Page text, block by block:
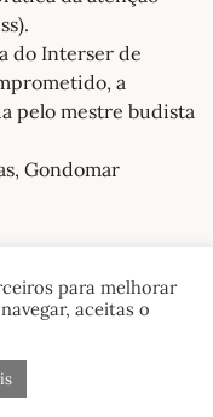
do Interser de
a
pelo mestre budista
Gondomar
os direitos
para melhorar
aceitas o